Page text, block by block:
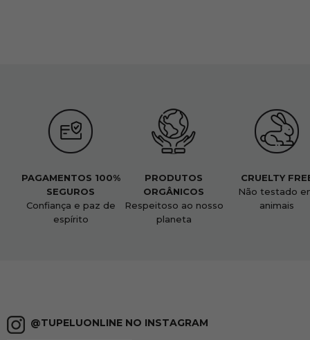
PAGAMENTOS 100%
SEGUROS
Confiança e paz de
espírito
PRODUTOS
ORGÂNICOS
Respeitoso ao nosso
planeta
CRUELTY
Não testado
animais
@TUPELUONLINE NO INSTAGRAM